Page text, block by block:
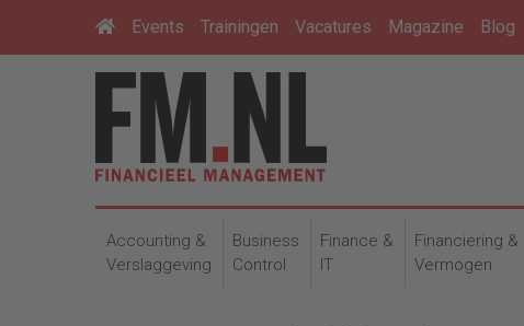
Events Trainingen Vacatures Magazine Blog
Accounting &
Verslaggeving
Business
Control
Finance &
IT
Financiering &
Vermogen